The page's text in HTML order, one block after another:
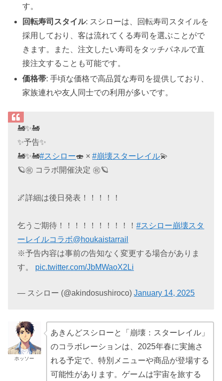
す。
回転寿司スタイル: スシローは、回転寿司スタイルを
採用しており、客は流れてくる寿司を選ぶことがで
きます。また、注文したい寿司をタッチパネルで直
接注文することも可能です。
価格帯: 手頃な価格で高品質な寿司を提供しており、
家族連れや友人同士での利用が多いです。
🚂✨🚂
✨予告✨
🚂✨🚂#スシロー🍣 ×#崩壊スターレイル💫
🪐㊗ コラボ開催決定 ㊗🪐
🌌詳細は後日発表！！！！！
乞うご期待！！！！！！！！！！#スシロー崩壊スタ
ーレイルコラボ@houkaistarrail
※予告内容は事前の告知なく変更する場合がありま
す。 pic.twitter.com/JbMWaoX2Li
— スシロー (@akindosushiroco)January 14, 2025
ホッソー
あきんどスシローと「崩壊：スターレイル」
のコラボレーションは、2025年春に実施さ
れる予定で、特別メニューや商品が登場する
可能性があります。ゲームは宇宙を旅する